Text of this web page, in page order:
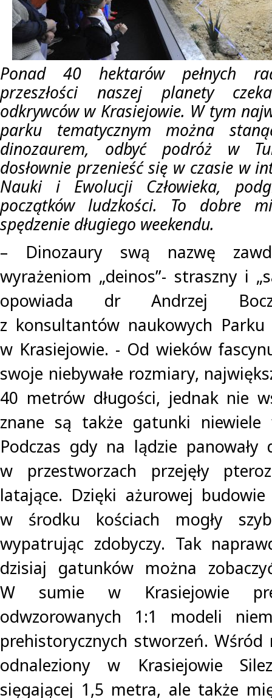
Ponad 40 hektarów pełnych
przeszłości naszej planety
odkrywców w Krasiejowie. W tym
parku tematycznym można
dinozaurem, odbyć podróż w
dosłownie przenieść się w czasie w
Nauki i Ewolucji Człowieka,
początków ludzkości. To dobre
spędzenie długiego weekendu.
– Dinozaury swą nazwę
wyrażeniom „deinos”- straszny i
opowiada dr Andrzej
z konsultantów naukowych
w Krasiejowie. - Od wieków
swoje niebywałe rozmiary,
40 metrów długości, jednak nie
znane są także gatunki niewiele
Podczas gdy na lądzie panowały
w przestworzach przejęły
latające. Dzięki ażurowej
w środku kościach mogły
wypatrując zdobyczy. Tak
dzisiaj gatunków można
W sumie w Krasiejowie
odwzorowanych 1:1 modeli
prehistorycznych stworzeń.
odnaleziony w Krasiejowie
sięgającej 1,5 metra, ale także